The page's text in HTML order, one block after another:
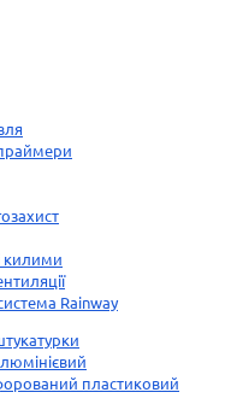
килими
Rainway
пластиковий